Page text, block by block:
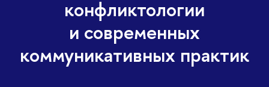
конфликтологии
и современных
коммуникативных практик